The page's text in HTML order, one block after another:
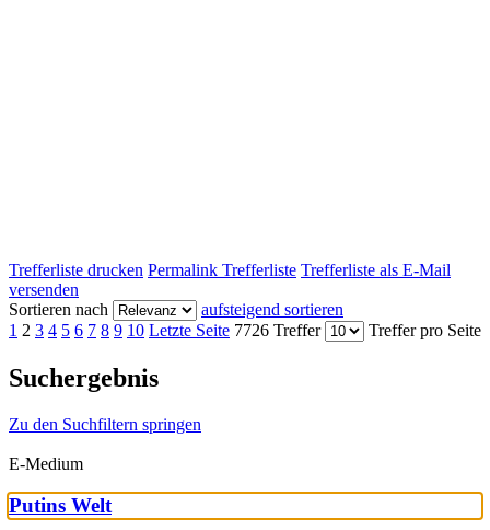
Trefferliste drucken Permalink Trefferliste Trefferliste als E-Mail
versenden
Sortieren nach
aufsteigend sortieren
1 2 3 4 5 6 7 8 9 10 Letzte Seite 7726 Treffer Treffer pro Seite
Suchergebnis
Zu den Suchfiltern springen
E-Medium
Putins Welt